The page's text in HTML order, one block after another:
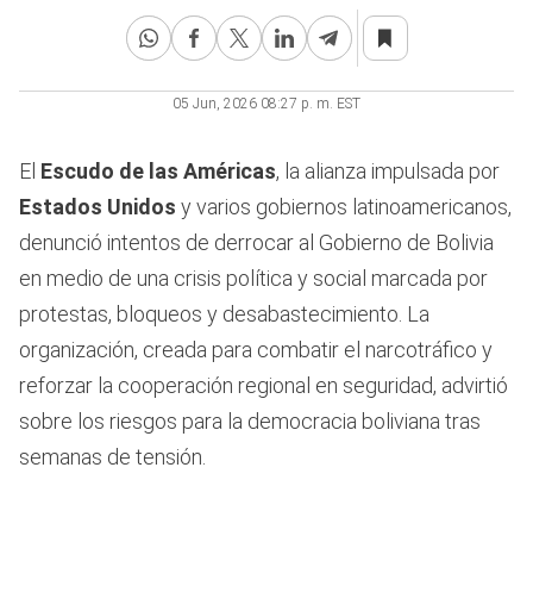
05 Jun, 2026 08:27 p. m. EST
El Escudo de las Américas, la alianza impulsada por
Estados Unidos y varios gobiernos latinoamericanos,
denunció intentos de derrocar al Gobierno de Bolivia
en medio de una crisis política y social marcada por
protestas, bloqueos y desabastecimiento. La
organización, creada para combatir el narcotráfico y
reforzar la cooperación regional en seguridad, advirtió
sobre los riesgos para la democracia boliviana tras
semanas de tensión.